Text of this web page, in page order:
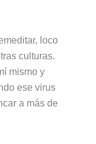
loco
culturas.
mismo y
ese virus
a más de